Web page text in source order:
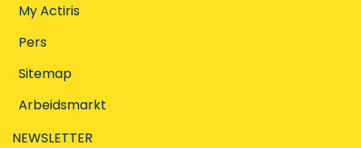
My Actiris
Pers
Sitemap
Arbeidsmarkt
NEWSLETTER